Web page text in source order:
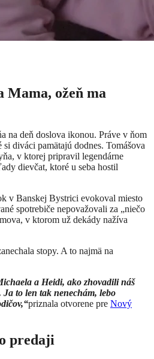
ožeň ma
na deň doslova ikonou. Práve v ňom
diváci pamätajú dodnes. Tomášova
v ktorej pripravil legendárne
dievčat, ktoré u seba hostil
v Banskej Bystrici evokoval miesto
spotrebiče nepovažovali za „niečo
v ktorom už dekády nažíva
stopy. A to najmä na
a Heidi, ako zhovadili náš
to len tak nenechám, lebo
priznala otvorene pre Nový
predaji